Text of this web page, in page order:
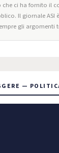
ci ha fornito il
Il giornale
gli argomenti
—